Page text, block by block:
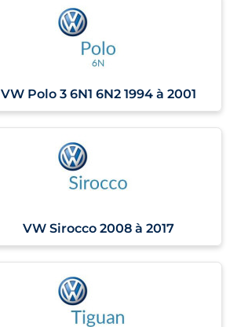
VW Polo 3 6N1 6N2 1994 à 2001
VW Sirocco 2008 à 2017